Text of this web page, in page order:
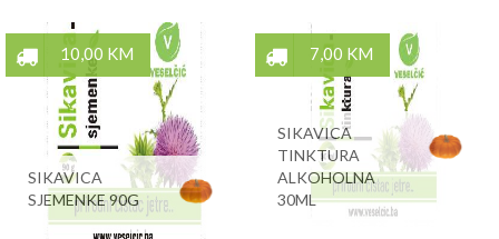
10,00 KM
SIKAVICA
SJEMENKE 90G
7,00 KM
SIKAVICA
TINKTURA
ALKOHOLNA
30ML